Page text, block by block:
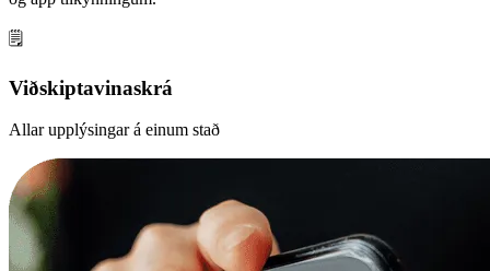
🗒️
Viðskiptavinaskrá
Allar upplýsingar á einum stað